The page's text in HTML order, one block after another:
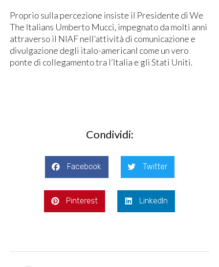
Proprio sulla percezione insiste il Presidente di We
The Italians Umberto Mucci, impegnato da molti anni
attraverso il NIAF nell’attività di comunicazione e
divulgazione degli italo-americanI come un vero
ponte di collegamento tra l’Italia e gli Stati Uniti.
Condividi:
Facebook Twitter
Pinterest LinkedIn